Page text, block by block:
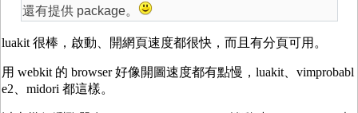
還有提供 package。
luakit 很棒，啟動、開網頁速度都很快，而且有分頁可用。
用 webkit 的 browser 好像開圖速度都有點慢，luakit、vimprobabl
e2、midori 都這樣。